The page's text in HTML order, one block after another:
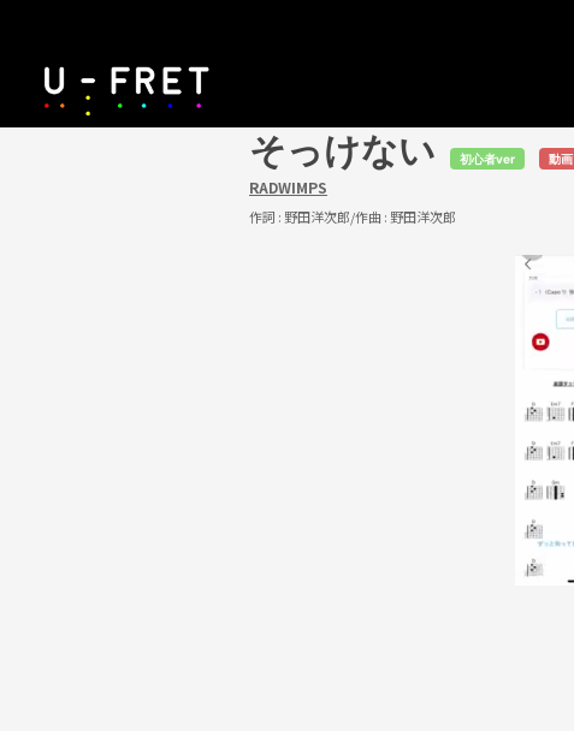
そっけない 初心者ver 動
RADWIMPS
作詞 : 野田洋次郎/作曲 : 野田洋次郎